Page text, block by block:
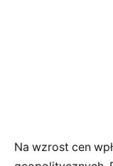
Na wzrost cen